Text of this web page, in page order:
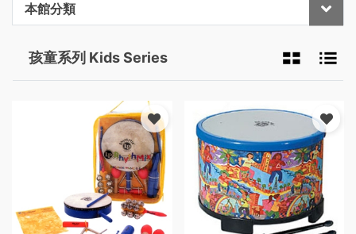
本館分類
孩童系列 Kids Series